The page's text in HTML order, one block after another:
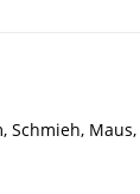
Schmieh,